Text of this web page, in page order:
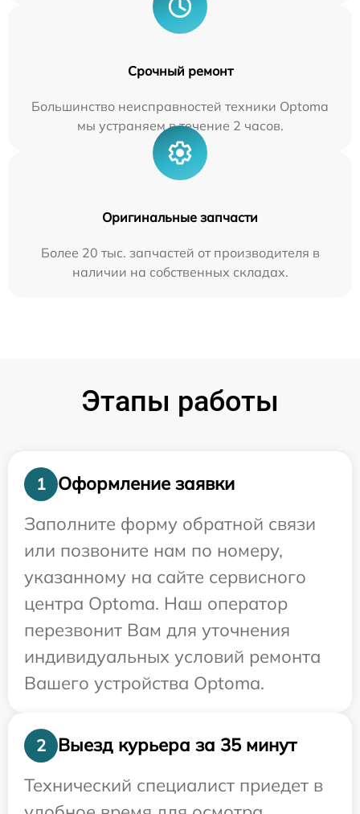
Срочный ремонт
Большинство неисправностей техники Optoma
мы устраняем в течение 2 часов.
Оригинальные запчасти
Более 20 тыс. запчастей от производителя в
наличии на собственных складах.
Этапы работы
1
Оформление заявки
Заполните форму обратной связи
или позвоните нам по номеру,
указанному на сайте сервисного
центра Optoma. Наш оператор
перезвонит Вам для уточнения
индивидуальных условий ремонта
Вашего устройства Optoma.
2
Выезд курьера за 35 минут
Технический специалист приедет в